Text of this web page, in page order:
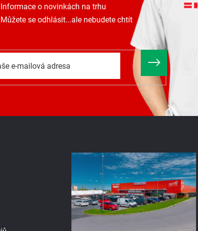
Informace o novinkách na trhu
Můžete se odhlásit...ale nebudete chtít